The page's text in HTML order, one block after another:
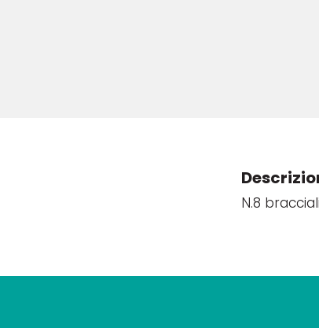
N.8